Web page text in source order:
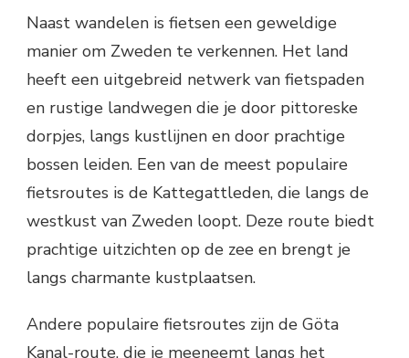
Naast wandelen is fietsen een geweldige
manier om Zweden te verkennen. Het land
heeft een uitgebreid netwerk van fietspaden
en rustige landwegen die je door pittoreske
dorpjes, langs kustlijnen en door prachtige
bossen leiden. Een van de meest populaire
fietsroutes is de Kattegattleden, die langs de
westkust van Zweden loopt. Deze route biedt
prachtige uitzichten op de zee en brengt je
langs charmante kustplaatsen.
Andere populaire fietsroutes zijn de Göta
Kanal-route, die je meeneemt langs het